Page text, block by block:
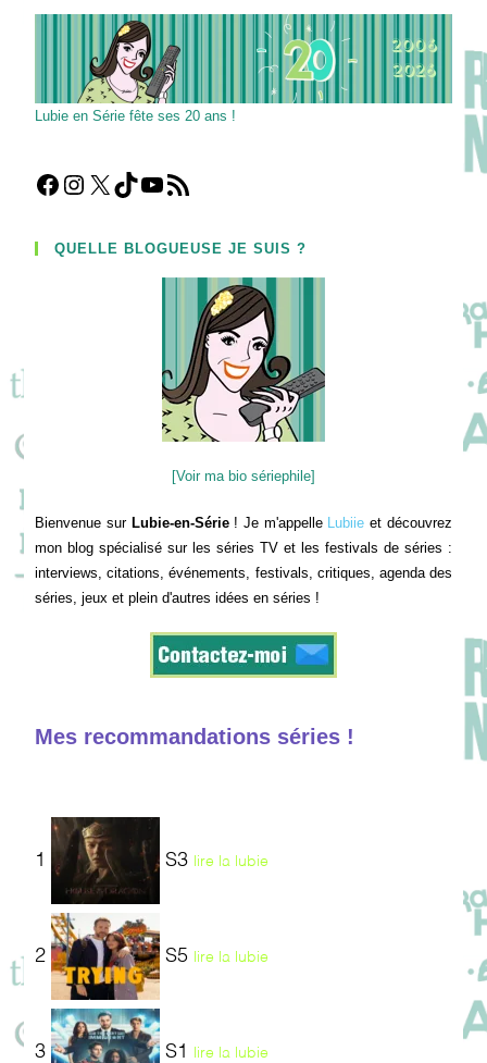
Lubie en Série fête ses 20 ans !
Facebook
Instagram
X TikTokYouTube
Flux RSS
QUELLE BLOGUEUSE JE SUIS ?
[Voir ma bio sériephile]
Bienvenue sur Lubie-en-Série! Je m'appelle Lubiie et découvrez
mon blog spécialisé sur les séries TV et les festivals de séries :
interviews, citations, événements, festivals, critiques, agenda des
séries, jeux et plein d'autres idées en séries !
Mes recommandations séries !
1 S3 lire la lubie
2 S5 lire la lubie
3 S1 lire la lubie